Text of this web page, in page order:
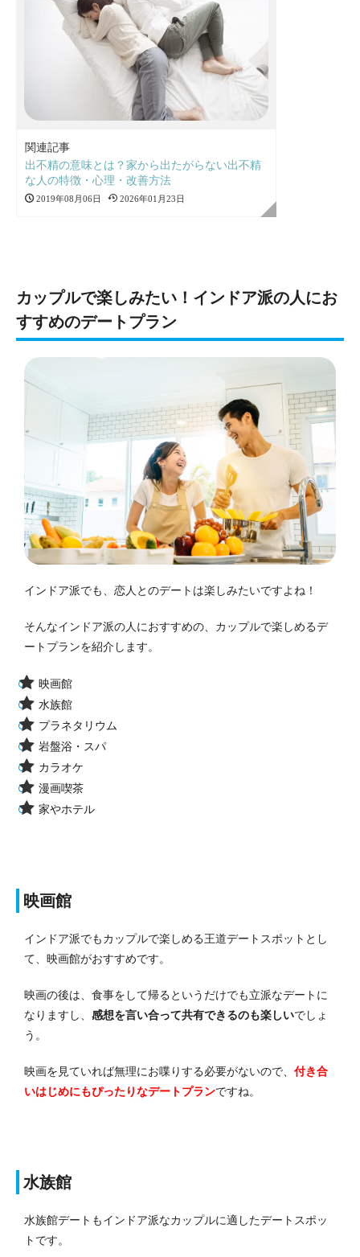
関連記事
出不精の意味とは？家から出たがらない出不精
な人の特徴・心理・改善方法
2019年08月06日 2026年01月23日
カップルで楽しみたい！インドア派の人にお
すすめのデートプラン
インドア派でも、恋人とのデートは楽しみたいですよね！
そんなインドア派の人におすすめの、カップルで楽しめるデ
ートプランを紹介します。
映画館
水族館
プラネタリウム
岩盤浴・スパ
カラオケ
漫画喫茶
家やホテル
映画館
インドア派でもカップルで楽しめる王道デートスポットとし
て、映画館がおすすめです。
映画の後は、食事をして帰るというだけでも立派なデートに
なりますし、 感想を言い合って共有できるのも楽しいでしょ
う。
映画を見ていれば無理にお喋りする必要がないので、 付き合
いはじめにもぴったりなデートプランですね。
水族館
水族館デートもインドア派なカップルに適したデートスポッ
トです。